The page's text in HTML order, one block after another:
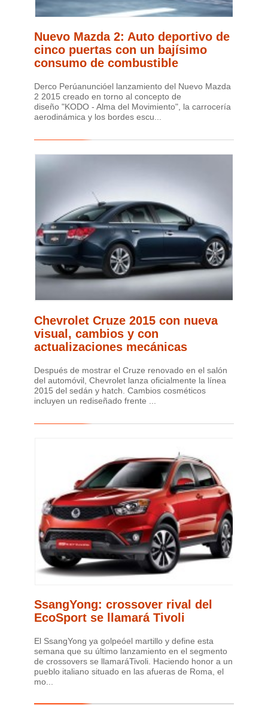
Nuevo Mazda 2: Auto deportivo de
cinco puertas con un bajísimo
consumo de combustible
Derco Perúanuncióel lanzamiento del Nuevo Mazda
2 2015 creado en torno al concepto de
diseño "KODO - Alma del Movimiento", la carrocería
aerodinámica y los bordes escu...
Chevrolet Cruze 2015 con nueva
visual, cambios y con
actualizaciones mecánicas
Después de mostrar el Cruze renovado en el salón
del automóvil, Chevrolet lanza oficialmente la línea
2015 del sedán y hatch. Cambios cosméticos
incluyen un rediseñado frente ...
SsangYong: crossover rival del
EcoSport se llamará Tivoli
El SsangYong ya golpeóel martillo y define esta
semana que su último lanzamiento en el segmento
de crossovers se llamaráTivoli. Haciendo honor a un
pueblo italiano situado en las afueras de Roma, el
mo...